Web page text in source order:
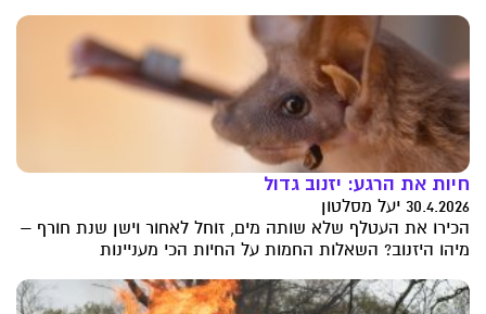
חיות את הרגע: יזנוב גדול
30.4.2026 יעל מסלטון
הכירו את העטלף שלא שותה מים, זוחל לאחור וישן שנת חורף –
מיהו היזנוב? השאלות החמות על החיות הכי מעניינות